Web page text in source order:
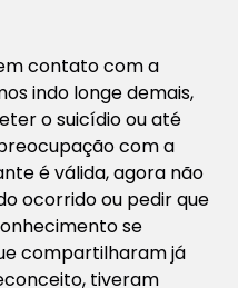
contato com a
indo longe demais,
o suicídio ou até
com a
é válida, agora não
ocorrido ou pedir que
se
compartilharam já
tiveram